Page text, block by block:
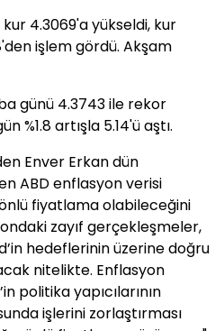
4.3069'a yükseldi, kur
işlem gördü. Akşam
günü 4.3743 ile rekor
%1.8 artışla 5.14'ü aştı.
Enver Erkan dün
ABD enflasyon verisi
fiyatlama olabileceğini
zayıf gerçekleşmeler,
hedeflerinin üzerine doğru
nitelikte. Enflasyon
politika yapıcılarının
işlerini zorlaştırması